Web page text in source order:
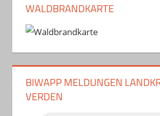
WALDBRANDKARTE
BIWAPP MELDUNGEN
VERDEN